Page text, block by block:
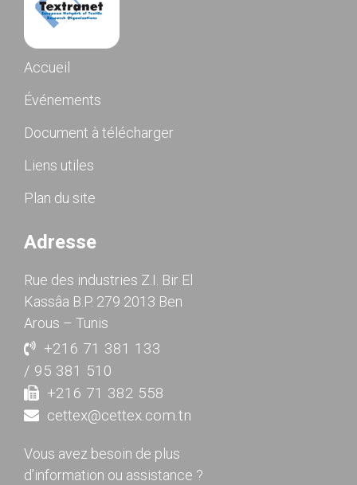
Accueil
Événements
Document à télécharger
Liens utiles
Plan du site
Adresse
Rue des industries Z.I. Bir El
Kassâa B.P. 279 2013 Ben
Arous – Tunis
+216 71 381 133
/ 95 381 510
+216 71 382 558
cettex@cettex.com.tn
Vous avez besoin de plus
d’information ou assistance ?